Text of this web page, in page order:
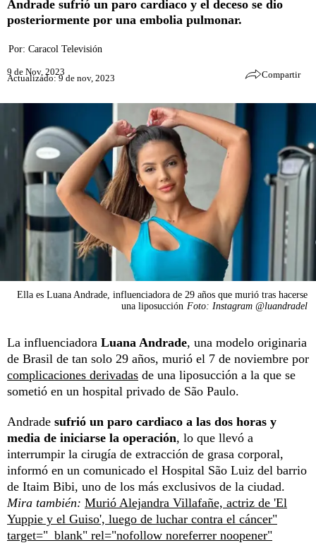
Andrade sufrió un paro cardiaco y el deceso se dio
posteriormente por una embolia pulmonar.
Por: Caracol Televisión
9 de Nov, 2023
Actualizado: 9 de nov, 2023 Compartir
Ella es Luana Andrade, influenciadora de 29 años que murió tras hacerse
una liposucción Foto: Instagram @luandradel
La influenciadora Luana Andrade, una modelo originaria
de Brasil de tan solo 29 años, murió el 7 de noviembre por
complicaciones derivadas de una liposucción a la que se
sometió en un hospital privado de São Paulo.
Andrade sufrió un paro cardiaco a las dos horas y
media de iniciarse la operación, lo que llevó a
interrumpir la cirugía de extracción de grasa corporal,
informó en un comunicado el Hospital São Luiz del barrio
de Itaim Bibi, uno de los más exclusivos de la ciudad.
Mira también: Murió Alejandra Villafañe, actriz de 'El
Yuppie y el Guiso', luego de luchar contra el cáncer"
target="_blank" rel="nofollow noreferrer noopener"